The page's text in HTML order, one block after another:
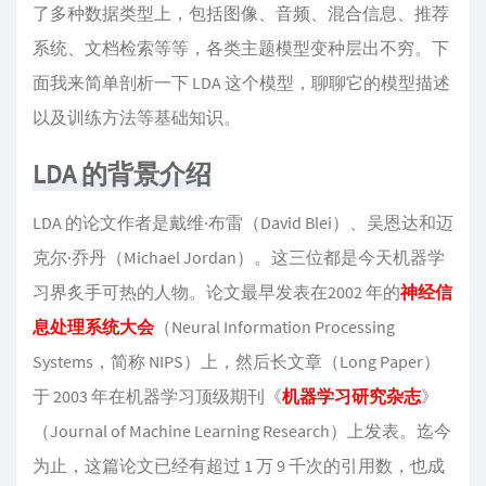
了多种数据类型上，包括图像、音频、混合信息、推荐
系统、文档检索等等，各类主题模型变种层出不穷。下
面我来简单剖析一下 LDA 这个模型，聊聊它的模型描述
以及训练方法等基础知识。
LDA 的背景介绍
LDA 的论文作者是戴维·布雷（David Blei）、吴恩达和迈
克尔·乔丹（Michael Jordan）。这三位都是今天机器学
习界炙手可热的人物。论文最早发表在2002 年的神经信
息处理系统大会（Neural Information Processing
Systems，简称 NIPS）上，然后长文章（Long Paper）
于 2003 年在机器学习顶级期刊《机器学习研究杂志》
（Journal of Machine Learning Research）上发表。迄今
为止，这篇论文已经有超过 1 万 9 千次的引用数，也成